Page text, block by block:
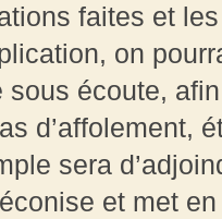
faites et
on
écoute,
d’affolement,
sera
et met